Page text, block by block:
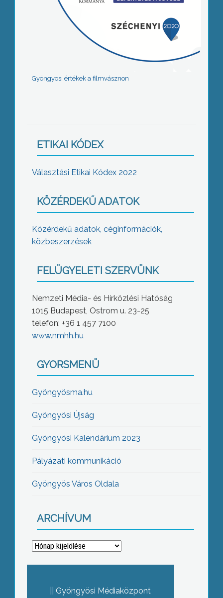
Gyöngyösi értékek a filmvásznon
ETIKAI KÓDEX
Választási Etikai Kódex 2022
KÖZÉRDEKŰ ADATOK
Közérdekű adatok, céginformációk,
közbeszerzések
FELÜGYELETI SZERVÜNK
Nemzeti Média- és Hírközlési Hatóság
1015 Budapest, Ostrom u. 23-25
telefon: +36 1 457 7100
www.nmhh.hu
GYORSMENÜ
Gyöngyösma.hu
Gyöngyösi Újság
Gyöngyösi Kalendárium 2023
Pályázati kommunikáció
Gyöngyös Város Oldala
ARCHÍVUM
Archívum
Gyöngyösi Médiaközpont